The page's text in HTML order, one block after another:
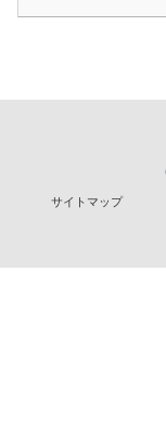
サイトマップ